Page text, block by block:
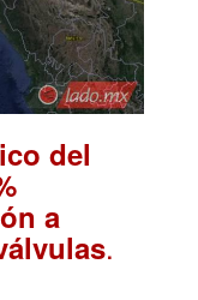
del
a
.